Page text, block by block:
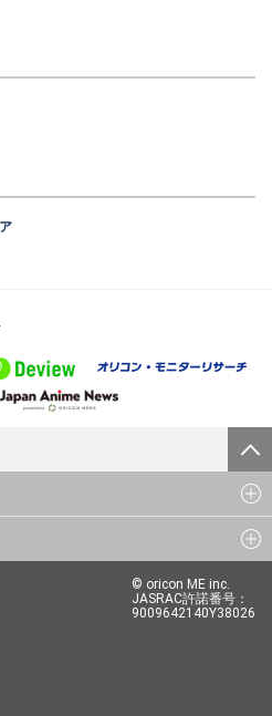
© oricon ME inc.
JASRAC許諾番号：
9009642140Y38026